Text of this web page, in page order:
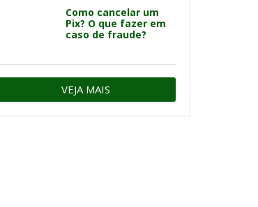
Como cancelar um
Pix? O que fazer em
caso de fraude?
VEJA MAIS